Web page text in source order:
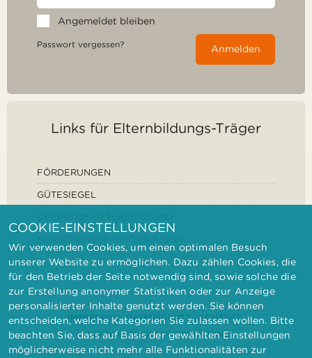
Angemeldet bleiben
Passwort vergessen? Anmelden
Links für Elternbildungs-Träger
FÖRDERUNGEN
GÜTESIEGEL
IMPRESSUM DATENSCHUTZ
KONTAKT
BARRIEREFREIHEITSERKLÄRUNG
COOKIE-EINSTELLUNGEN
Wir verwenden Cookies, um einen optimalen Besuch
unserer Website zu ermöglichen. Dazu zählen Cookies, die
für den Betrieb der Seite notwendig sind, sowie solche die
zur Erstellung anonymer Statistiken oder zur Anzeige
personalisierter Inhalte genutzt werden. Sie können
entscheiden, welche Kategorien Sie zulassen wollen. Bitte
beachten Sie, dass auf Basis der gewählten Einstellungen
möglicherweise nicht mehr alle Funktionalitäten zur